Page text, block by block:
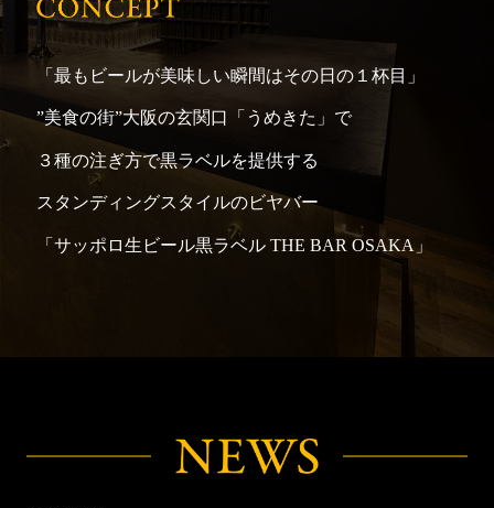
「最もビールが美味しい瞬間はその日の１杯目」
”美食の街”大阪の玄関口「うめきた」で
３種の注ぎ方で黒ラベルを提供する
スタンディングスタイルのビヤバー
「サッポロ生ビール黒ラベル THE BAR OSAKA」